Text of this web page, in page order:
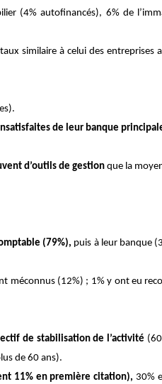
(4% autofinancés), 6% de
similaire à celui des entreprises
de leur banque
d’outils de gestionque la
(79%), puis à leur banque
(12%) ; 1% y ont eu
de stabilisation de l’activité
de 60 ans).
11% en première citation), 30%